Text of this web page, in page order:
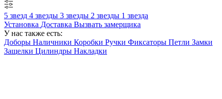
5 звезд 4 звезды 3 звезды 2 звезды 1 звезда
Установка Доставка Вызвать замерщика
У нас также есть:
Доборы Наличники Коробки Ручки Фиксаторы Петли Замки
Защелки Цилиндры Накладки